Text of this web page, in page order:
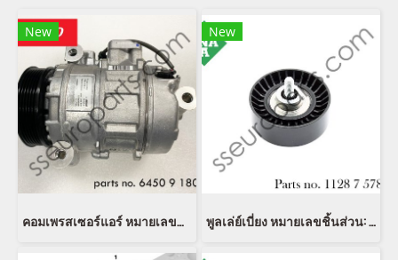
New
คอมเพรสเซอร์แอร์ หมายเลขชิ้นส่วน: 64509180550 9180550 6450 9 180 550 Denso DCP05079
New
พูลเล่ย์เบี่ยง หมายเลขชิ้นส่วน: 11287578675 7578675 IINAA 532 0752 10